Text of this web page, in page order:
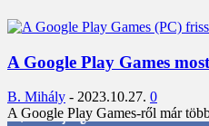
A Google Play Games
B. Mihály - 2023.10.27. 0
A Google Play Games-ről már
3,452 Rajongók